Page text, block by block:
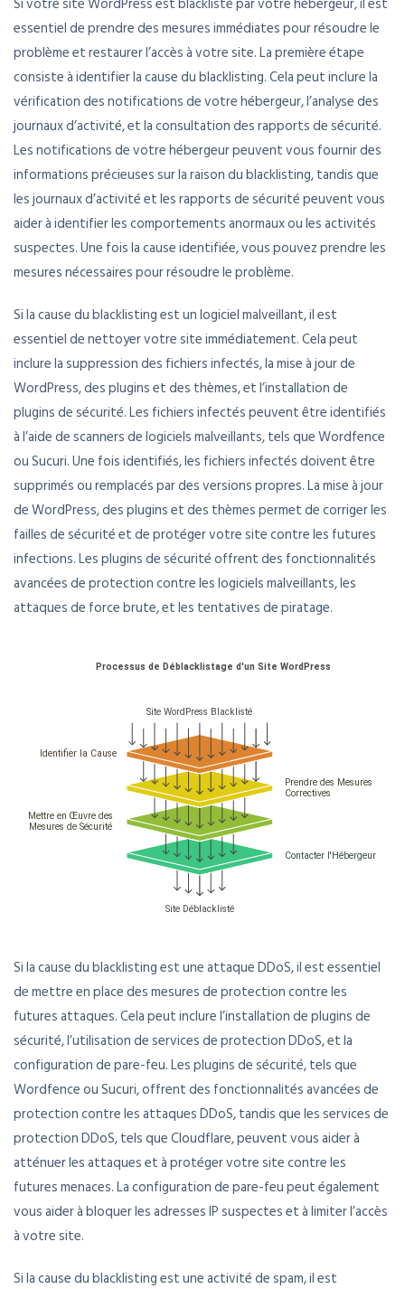
essentiel de prendre des mesures immédiates pour résoudre le
problème et restaurer l’accès à votre site. La première étape
consiste à identifier la cause du blacklisting. Cela peut inclure la
vérification des notifications de votre hébergeur, l’analyse des
journaux d’activité, et la consultation des rapports de sécurité.
Les notifications de votre hébergeur peuvent vous fournir des
informations précieuses sur la raison du blacklisting, tandis que
les journaux d’activité et les rapports de sécurité peuvent vous
aider à identifier les comportements anormaux ou les activités
suspectes. Une fois la cause identifiée, vous pouvez prendre les
mesures nécessaires pour résoudre le problème.
Si la cause du blacklisting est un logiciel malveillant, il est
essentiel de nettoyer votre site immédiatement. Cela peut
inclure la suppression des fichiers infectés, la mise à jour de
WordPress, des plugins et des thèmes, et l’installation de
plugins de sécurité. Les fichiers infectés peuvent être identifiés
à l’aide de scanners de logiciels malveillants, tels que Wordfence
ou Sucuri. Une fois identifiés, les fichiers infectés doivent être
supprimés ou remplacés par des versions propres. La mise à jour
de WordPress, des plugins et des thèmes permet de corriger les
failles de sécurité et de protéger votre site contre les futures
infections. Les plugins de sécurité offrent des fonctionnalités
avancées de protection contre les logiciels malveillants, les
attaques de force brute, et les tentatives de piratage.
Si la cause du blacklisting est une attaque DDoS, il est essentiel
de mettre en place des mesures de protection contre les
futures attaques. Cela peut inclure l’installation de plugins de
sécurité, l’utilisation de services de protection DDoS, et la
configuration de pare-feu. Les plugins de sécurité, tels que
Wordfence ou Sucuri, offrent des fonctionnalités avancées de
protection contre les attaques DDoS, tandis que les services de
protection DDoS, tels que Cloudflare, peuvent vous aider à
atténuer les attaques et à protéger votre site contre les
futures menaces. La configuration de pare-feu peut également
vous aider à bloquer les adresses IP suspectes et à limiter l’accès
à votre site.
Si la cause du blacklisting est une activité de spam, il est